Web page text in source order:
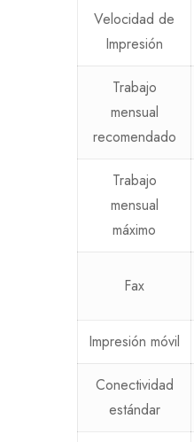
Velocidad de
Impresión
Trabajo
mensual
recomendado
Trabajo
mensual
máximo
Fax
Impresión móvil
Conectividad
estándar